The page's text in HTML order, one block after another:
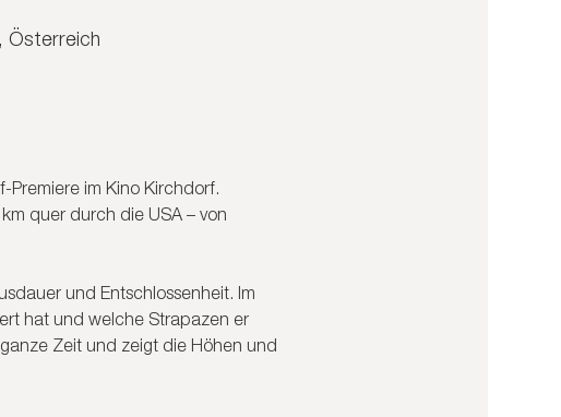
Österreich
im Kino Kirchdorf.
quer durch die USA – von
und Entschlossenheit. Im
hat und welche Strapazen er
Zeit und zeigt die Höhen und